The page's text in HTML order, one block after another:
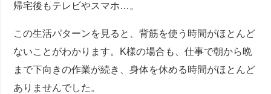
帰宅後もテレビやスマホ…。
この生活パターンを見ると、背筋を使う時間がほとんど
ないことがわかります。K様の場合も、仕事で朝から晩
まで下向きの作業が続き、身体を休める時間がほとんど
ありませんでした。